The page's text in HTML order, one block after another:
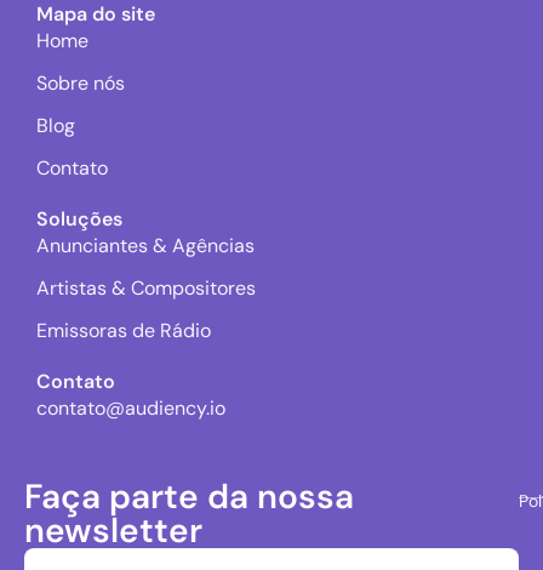
Mapa do site
Home
Sobre nós
Blog
Contato
Soluções
Anunciantes & Agências
Artistas & Compositores
Emissoras de Rádio
Contato
contato@audiency.io
Faça parte da nossa
newsletter